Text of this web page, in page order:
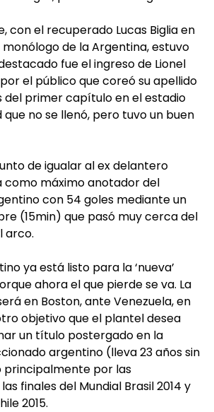
con el recuperado Lucas Biglia en
de la Argentina, estuvo
fue el ingreso de Lionel
el público que coreó su apellido
del primer capítulo en el estadio
que no se llenó, pero tuvo un buen
de igualar al ex delantero
como máximo anotador del
con 54 goles mediante un
(15min) que pasó muy cerca del
arco.
ya está listo para la ‘nueva’
ahora el que pierde se va. La
en Boston, ante Venezuela, en
objetivo que el plantel desea
un título postergado en la
argentino (lleva 23 años sin
por las
finales del Mundial Brasil 2014 y
2015.